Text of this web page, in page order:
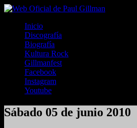
Inicio
Discografía
Biografía
Kultura Rock
Gillmanfest
Facebook
Instagram
Youtube
Sábado 05 de junio 2010